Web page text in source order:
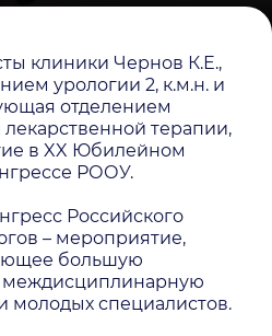
клиники Чернов К.Е.,
урологии 2, к.м.н. и
отделением
терапии,
в XX Юбилейном
РООУ.
Российского
– мероприятие,
большую
молодых специалистов.